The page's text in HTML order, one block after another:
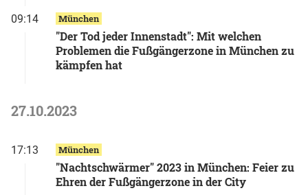
09:14 München
"Der Tod jeder Innenstadt": Mit welchen
Problemen die Fußgängerzone in München zu
kämpfen hat
27.10.2023
17:13 München
"Nachtschwärmer" 2023 in München: Feier zu
Ehren der Fußgängerzone in der City